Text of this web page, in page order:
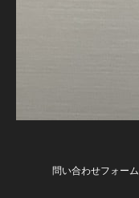
問い合わせフォーム